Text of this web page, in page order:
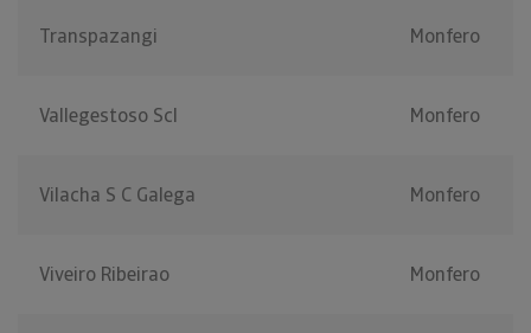
Transpazangi Monfero
Vallegestoso Scl Monfero
Vilacha S C Galega Monfero
Viveiro Ribeirao Monfero